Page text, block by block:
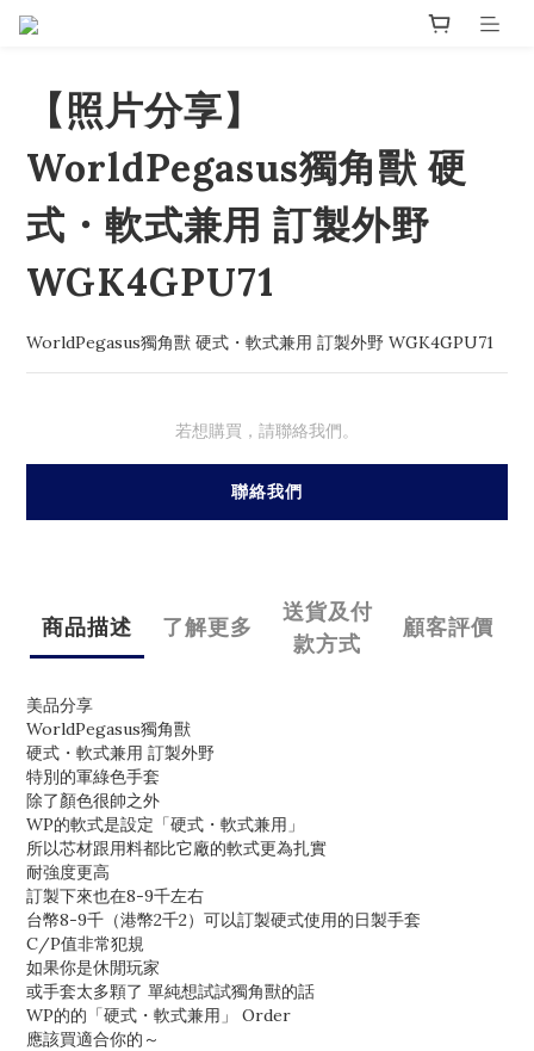
【照片分享】
WorldPegasus獨角獸 硬
式・軟式兼用 訂製外野
WGK4GPU71
WorldPegasus獨角獸 硬式・軟式兼用 訂製外野 WGK4GPU71
若想購買，請聯絡我們。
聯絡我們
商品描述 了解更多
送貨及付
款方式
顧客評價
美品分享
WorldPegasus獨角獸
硬式・軟式兼用 訂製外野
特別的軍綠色手套
除了顏色很帥之外
WP的軟式是設定「硬式・軟式兼用」
所以芯材跟用料都比它廠的軟式更為扎實
耐強度更高
訂製下來也在8-9千左右
台幣8-9千（港幣2千2）可以訂製硬式使用的日製手套
C/P值非常犯規
如果你是休閒玩家
或手套太多顆了 單純想試試獨角獸的話
WP的的「硬式・軟式兼用」 Order
應該買適合你的～